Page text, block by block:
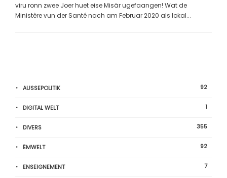
viru ronn zwee Joer huet eise Misär ugefaangen! Wat de
Ministère vun der Santé nach am Februar 2020 als lokal...
AUSSEPOLITIK 92
DIGITAL WELT 1
DIVERS 355
ËMWELT 92
ENSEIGNEMENT 7